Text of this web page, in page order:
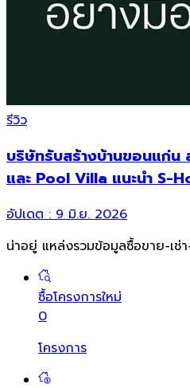
รีวิว
บริษัทรับสร้างบ้านขอนแก่
และ Pool Villa แนะนำ S-
อัปเดต :9 มิ.ย. 2026
น่าอยู่ แหล่งรวมข้อมูลซื้อขาย-เช่
ซื้อโครงการใหม่
0
โครงการ